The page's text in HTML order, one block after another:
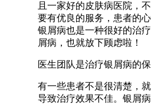
且一家好的皮肤病医院，
要有优良的服务，患者的
银屑病也是一种很好的治
屑病，也就放下顾虑啦！
医生团队是治疗银屑病的
有一些患者不是很清楚，
导致治疗效果不佳。银屑